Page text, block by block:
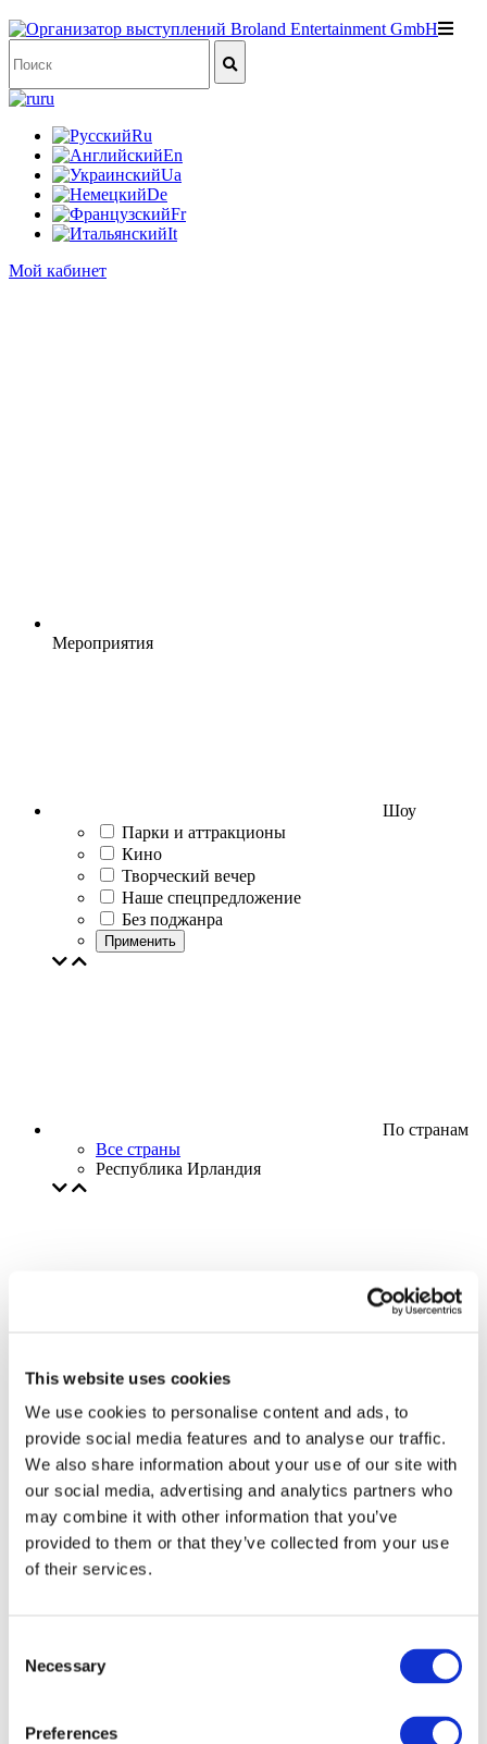
This website uses cookies
We use cookies to personalise content and ads, to
provide social media features and to analyse our traffic.
We also share information about your use of our site with
our social media, advertising and analytics partners who
may combine it with other information that you’ve
provided to them or that they’ve collected from your use
of their services.
Selection
Necessary
Preferences
ru
Ru
En
Ua
De
Fr
It
Мой кабинет
Мероприятия
Шоу
Парки и аттракционы
Кино
Творческий вечер
Наше спецпредложение
Без поджанра
Применить
По странам
Все страны
Республика Ирландия